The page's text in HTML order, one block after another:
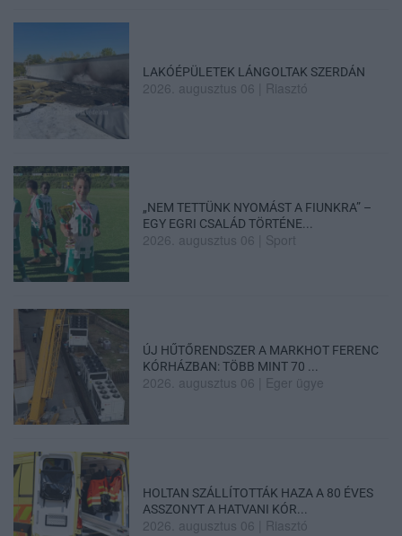
LAKÓÉPÜLETEK LÁNGOLTAK SZERDÁN
2026. augusztus 06 Riasztó
„NEM TETTÜNK NYOMÁST A FIUNKRA” –
EGY EGRI CSALÁD TÖRTÉNE...
2026. augusztus 06 Sport
ÚJ HŰTŐRENDSZER A MARKHOT FERENC
KÓRHÁZBAN: TÖBB MINT 70 ...
2026. augusztus 06 Eger ügye
HOLTAN SZÁLLÍTOTTÁK HAZA A 80 ÉVES
ASSZONYT A HATVANI KÓR...
2026. augusztus 06 Riasztó